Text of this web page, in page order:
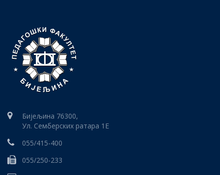
Бијељина 76300,
Ул. Семберских ратара 1E
055/415-400
055/250-233